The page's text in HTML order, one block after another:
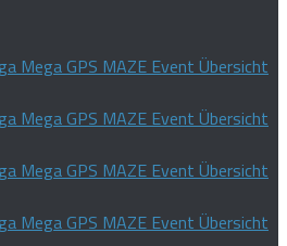
Mega GPS MAZE Event Übersicht
Mega GPS MAZE Event Übersicht
Mega GPS MAZE Event Übersicht
Mega GPS MAZE Event Übersicht